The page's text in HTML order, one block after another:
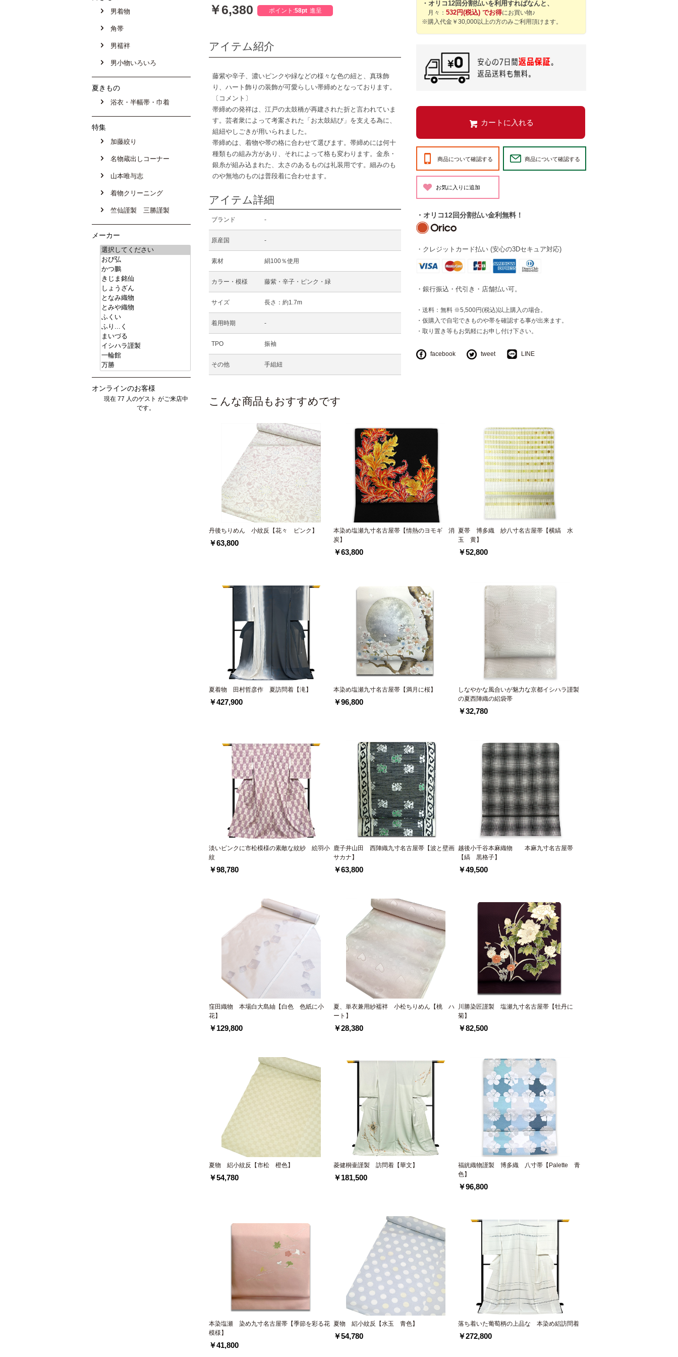
男着物
角帯
男襦袢
男小物いろいろ
夏きもの
浴衣・半幅帯・巾着
特集
加藤絞り
名物蔵出しコーナー
山本唯与志
着物クリーニング
竺仙謹製 三勝謹製
メーカー
オンラインのお客様
現在 77 人のゲスト がご来店中
です。
￥6,380 ポイント:58pt 進呈
アイテム紹介
藤紫や辛子、濃いピンクや緑などの様々な色の紐と、真珠飾
り、ハート飾りの装飾が可愛らしい帯締めとなっております。
〔コメント〕
帯締めの発祥は、江戸の太鼓橋が再建された折と言われていま
す。芸者衆によって考案された「お太鼓結び」を支える為に、
組紐やしごきが用いられました。
帯締めは、着物や帯の格に合わせて選びます。帯締めには何十
種類もの組み方があり、それによって格も変わります。金糸・
銀糸が組み込まれた、太さのあるものは礼装用です。細みのも
のや無地のものは普段着に合わせます。
アイテム詳細
ブランド -
原産国 -
素材 絹100％使用
カラー・模様 藤紫・辛子・ピンク・緑
サイズ 長さ：約1.7m
着用時期 -
TPO 振袖
その他 手組紐
・オリコ12回分割払いを利用すればなんと、
月々：532円(税込) でお得にお買い物♪
※購入代金￥30,000以上の方のみご利用頂けます。
商品について確認する 商品について確認する
・オリコ12回分割払い金利無料！
・クレジットカード払い (安心の3Dセキュア対応)
・銀行振込・代引き・店舗払い可。
・送料：無料 ※5,500円(税込)以上購入の場合。
・仮購入で自宅できものや帯を確認する事が出来ます。
・取り置き等もお気軽にお申し付け下さい。
facebook tweet LINE
こんな商品もおすすめです
丹後ちりめん 小紋反【花々 ピンク】
￥63,800
本染め塩瀬九寸名古屋帯【情熱のヨモギ 消
炭】
￥63,800
夏帯 博多織 紗八寸名古屋帯【横縞 水
玉 黄】
￥52,800
夏着物 田村哲彦作 夏訪問着【滝】
￥427,900
本染め塩瀬九寸名古屋帯【満月に桜】
￥96,800
しなやかな風合いが魅力な京都イシハラ謹製
の夏西陣織の絽袋帯
￥32,780
淡いピンクに市松模様の素敵な紋紗 絵羽小
紋
￥98,780
鹿子井山田 西陣織九寸名古屋帯【波と壁画
サカナ】
￥63,800
越後小千谷本麻織物 本麻九寸名古屋帯
【縞 黒格子】
￥49,500
窪田織物 本場白大島紬【白色 色紙に小
花】
￥129,800
夏、単衣兼用紗襦袢 小松ちりめん【桃 ハ
ート】
￥28,380
川勝染匠謹製 塩瀬九寸名古屋帯【牡丹に
菊】
￥82,500
夏物 絽小紋反【市松 橙色】
￥54,780
菱健桐壷謹製 訪問着【華文】
￥181,500
福絖織物謹製 博多織 八寸帯【Palette 青
色】
￥96,800
本染塩瀬 染め九寸名古屋帯【季節を彩る花
模様】
￥41,800
夏物 絽小紋反【水玉 青色】
￥54,780
落ち着いた葡萄柄の上品な 本染め絽訪問着
￥272,800